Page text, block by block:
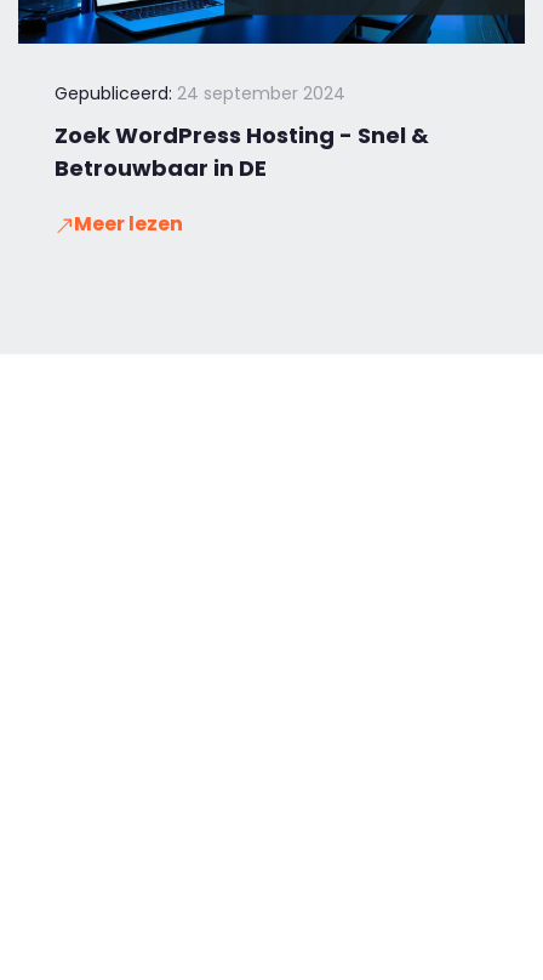
Gepubliceerd: 24 september 2024
Zoek WordPress Hosting - Snel &
Betrouwbaar in DE
Meer lezen